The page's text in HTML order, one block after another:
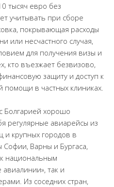
тысяч евро без
учитывать при сборе
покрывающая расходы
или несчастного случая,
для получения визы и
кто въезжает безвизово,
защиту и доступ к
помощи в частных клиниках.
Болгарией хорошо
регулярные авиарейсы из
и крупных городов в
Варны и Бургаса,
национальным
так и
Из соседних стран,